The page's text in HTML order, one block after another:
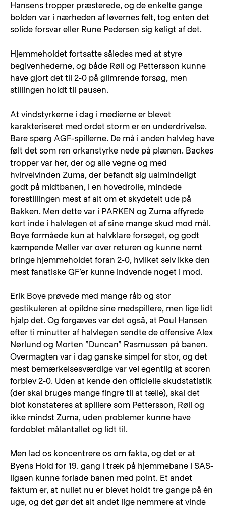
Hansens tropper præsterede, og de enkelte gange
bolden var i nærheden af løvernes felt, tog enten det
solide forsvar eller Rune Pedersen sig køligt af det.
Hjemmeholdet fortsatte således med at styre
begivenhederne, og både Røll og Pettersson kunne
have gjort det til 2-0 på glimrende forsøg, men
stillingen holdt til pausen.
At vindstyrkerne i dag i medierne er blevet
karakteriseret med ordet storm er en underdrivelse.
Bare spørg AGF-spillerne. De må i anden halvleg have
følt det som ren orkanstyrke nede på plænen. Backes
tropper var her, der og alle vegne og med
hvirvelvinden Zuma, der befandt sig ualmindeligt
godt på midtbanen, i en hovedrolle, mindede
forestillingen mest af alt om et skydetelt ude på
Bakken. Men dette var i PARKEN og Zuma affyrede
kort inde i halvlegen et af sine mange skud mod mål.
Boye formåede kun at halvklare forsøget, og godt
kæmpende Møller var over returen og kunne nemt
bringe hjemmeholdet foran 2-0, hvilket selv ikke den
mest fanatiske GF’er kunne indvende noget i mod.
Erik Boye prøvede med mange råb og stor
gestikuleren at opildne sine medspillere, men lige lidt
hjalp det. Og forgæves var det også, at Poul Hansen
efter ti minutter af halvlegen sendte de offensive Alex
Nørlund og Morten ”Duncan” Rasmussen på banen.
Overmagten var i dag ganske simpel for stor, og det
mest bemærkelsesværdige var vel egentlig at scoren
forblev 2-0. Uden at kende den officielle skudstatistik
(der skal bruges mange fingre til at tælle), skal det
blot konstateres at spillere som Pettersson, Røll og
ikke mindst Zuma, uden problemer kunne have
fordoblet målantallet og lidt til.
Men lad os koncentrere os om fakta, og det er at
Byens Hold for 19. gang i træk på hjemmebane i SAS-
ligaen kunne forlade banen med point. Et andet
faktum er, at nullet nu er blevet holdt tre gange på én
uge, og det gør det alt andet lige nemmere at vinde